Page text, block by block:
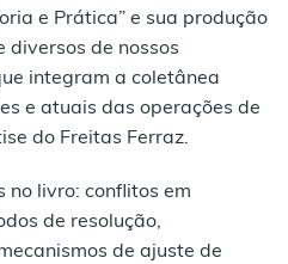
e Prática” e sua produção
diversos de nossos
integram a coletânea
e atuais das operações de
do Freitas Ferraz.
no livro: conflitos em
de resolução,
de ajuste de